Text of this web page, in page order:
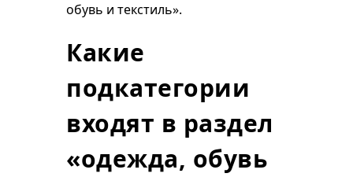
обувь и текстиль».
Какие
подкатегории
входят в раздел
«одежда, обувь